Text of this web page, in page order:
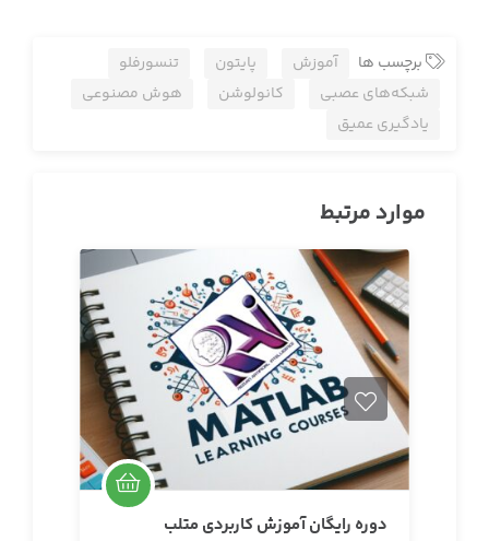
برچسب ها آموزش پایتون
تنسورفلو
شبکه‌های عصبی
کانولوشن
هوش مصنوعی
یادگیری عمیق
موارد مرتبط
دوره رایگان آموزش کاربردی متلب